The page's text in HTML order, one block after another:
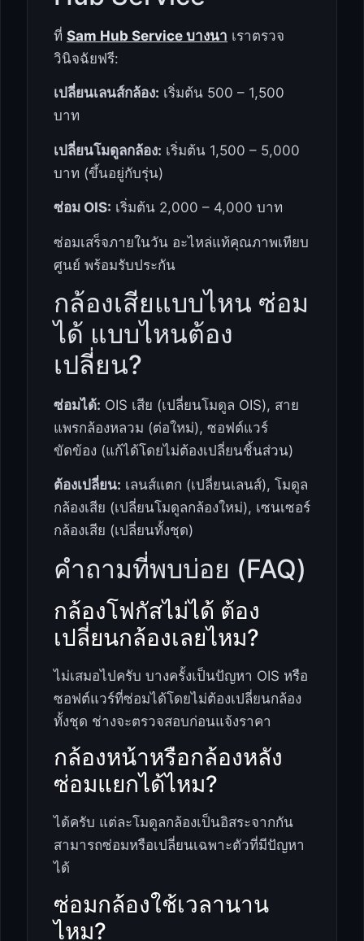
ที่ Sam Hub Service บางนา เราตรวจ
วินิจฉัยฟรี:
เปลี่ยนเลนส์กล้อง: เริ่มต้น 500 – 1,500
บาท
เปลี่ยนโมดูลกล้อง: เริ่มต้น 1,500 – 5,000
บาท (ขึ้นอยู่กับรุ่น)
ซ่อม OIS: เริ่มต้น 2,000 – 4,000 บาท
ซ่อมเสร็จภายในวัน อะไหล่แท้คุณภาพเทียบ
ศูนย์ พร้อมรับประกัน
กล้องเสียแบบไหน ซ่อม
ได้ แบบไหนต้อง
เปลี่ยน?
ซ่อมได้: OIS เสีย (เปลี่ยนโมดูล OIS), สาย
แพรกล้องหลวม (ต่อใหม่), ซอฟต์แวร์
ขัดข้อง (แก้ได้โดยไม่ต้องเปลี่ยนชิ้นส่วน)
ต้องเปลี่ยน: เลนส์แตก (เปลี่ยนเลนส์), โมดูล
กล้องเสีย (เปลี่ยนโมดูลกล้องใหม่), เซนเซอร์
กล้องเสีย (เปลี่ยนทั้งชุด)
คำถามที่พบบ่อย (FAQ)
กล้องโฟกัสไม่ได้ ต้อง
เปลี่ยนกล้องเลยไหม?
ไม่เสมอไปครับ บางครั้งเป็นปัญหา OIS หรือ
ซอฟต์แวร์ที่ซ่อมได้โดยไม่ต้องเปลี่ยนกล้อง
ทั้งชุด ช่างจะตรวจสอบก่อนแจ้งราคา
กล้องหน้าหรือกล้องหลัง
ซ่อมแยกได้ไหม?
ได้ครับ แต่ละโมดูลกล้องเป็นอิสระจากกัน
สามารถซ่อมหรือเปลี่ยนเฉพาะตัวที่มีปัญหา
ได้
ซ่อมกล้องใช้เวลานาน
ไหม?